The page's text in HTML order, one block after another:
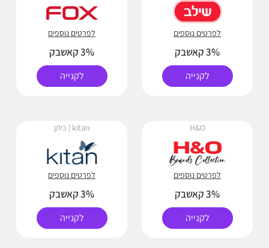
לפרטים נוספים
3% קאשבק
לקנייה
לפרטים נוספים
3% קאשבק
לקנייה
H&O
לפרטים נוספים
3% קאשבק
לקנייה
kitan | כיתן
לפרטים נוספים
3% קאשבק
לקנייה